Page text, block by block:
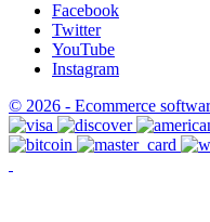
Facebook
Twitter
YouTube
Instagram
© 2026 - Ecommerce